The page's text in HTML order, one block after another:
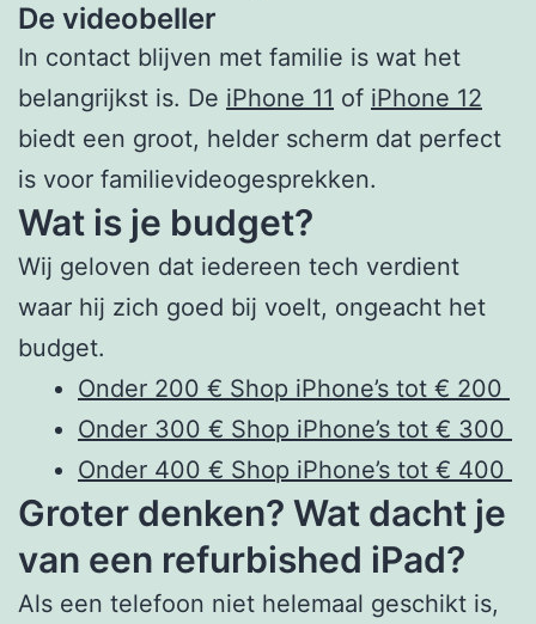
De videobeller
In contact blijven met familie is wat het
belangrijkst is. De iPhone 11 of iPhone 12
biedt een groot, helder scherm dat perfect
is voor familievideogesprekken.
Wat is je budget?
Wij geloven dat iedereen tech verdient
waar hij zich goed bij voelt, ongeacht het
budget.
Onder 200 € Shop iPhone’s tot € 200
Onder 300 € Shop iPhone’s tot € 300
Onder 400 € Shop iPhone’s tot € 400
Groter denken? Wat dacht je
van een refurbished iPad?
Als een telefoon niet helemaal geschikt is,